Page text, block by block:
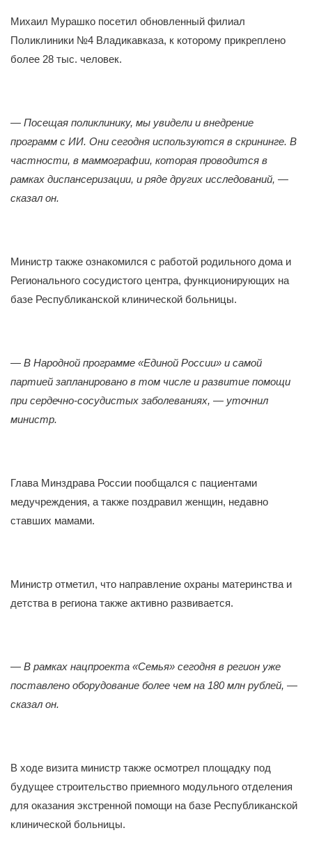
Михаил Мурашко посетил обновленный филиал
Поликлиники №4 Владикавказа, к которому прикреплено
более 28 тыс. человек.
— Посещая поликлинику, мы увидели и внедрение
программ с ИИ. Они сегодня используются в скрининге. В
частности, в маммографии, которая проводится в
рамках диспансеризации, и ряде других исследований, —
сказал он.
Министр также ознакомился с работой родильного дома и
Регионального сосудистого центра, функционирующих на
базе Республиканской клинической больницы.
— В Народной программе «Единой России» и самой
партией запланировано в том числе и развитие помощи
при сердечно-сосудистых заболеваниях, — уточнил
министр.
Глава Минздрава России пообщался с пациентами
медучреждения, а также поздравил женщин, недавно
ставших мамами.
Министр отметил, что направление охраны материнства и
детства в региона также активно развивается.
— В рамках нацпроекта «Семья» сегодня в регион уже
поставлено оборудование более чем на 180 млн рублей, —
сказал он.
В ходе визита министр также осмотрел площадку под
будущее строительство приемного модульного отделения
для оказания экстренной помощи на базе Республиканской
клинической больницы.